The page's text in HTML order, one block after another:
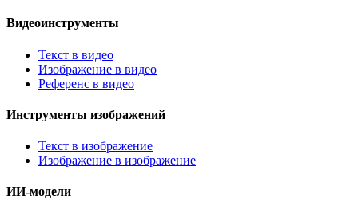
Видеоинструменты
Текст в видео
Изображение в видео
Референс в видео
Инструменты изображений
Текст в изображение
Изображение в изображение
ИИ-модели